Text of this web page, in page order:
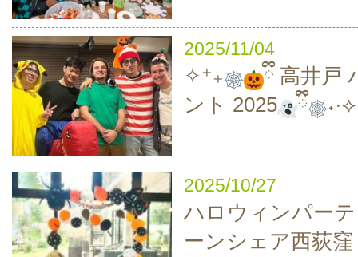
2025/11/04
✧⁺₊
高井戸
ント 2025
ྀི ˖·⟡
2025/10/27
ハロウィンパー
ーンシェア西荻窪